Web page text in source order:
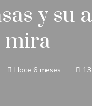
y su
mira
Hace 6 meses